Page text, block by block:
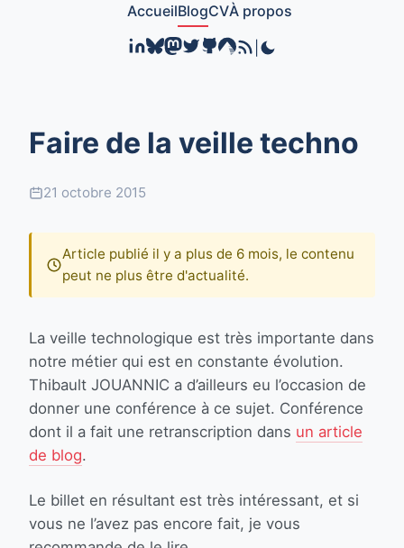
AccueilBlogCVÀ propos
Faire de la veille techno
21 octobre 2015
Article publié il y a plus de 6 mois, le contenu
peut ne plus être d'actualité.
La veille technologique est très importante dans
notre métier qui est en constante évolution.
Thibault JOUANNIC a d’ailleurs eu l’occasion de
donner une conférence à ce sujet. Conférence
dont il a fait une retranscription dans un article
de blog.
Le billet en résultant est très intéressant, et si
vous ne l’avez pas encore fait, je vous